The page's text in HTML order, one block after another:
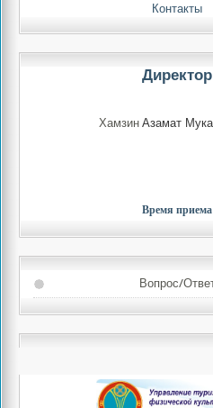
Контакты
Директор
Хамзин Азамат
Время приема
Вопрос/